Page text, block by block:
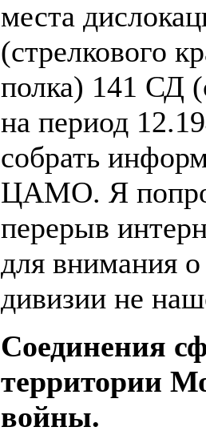
места
(стрелкового
полка) 141 СД
на период
собрать
ЦАМО. Я
перерыв
для внимания
дивизии не
Соединения
территории
войны.